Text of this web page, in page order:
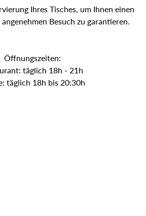
Ihres Tisches, um Ihnen einen
Besuch zu garantieren.
Öffnungszeiten:
täglich 18h - 21h
täglich 18h bis 20:30h